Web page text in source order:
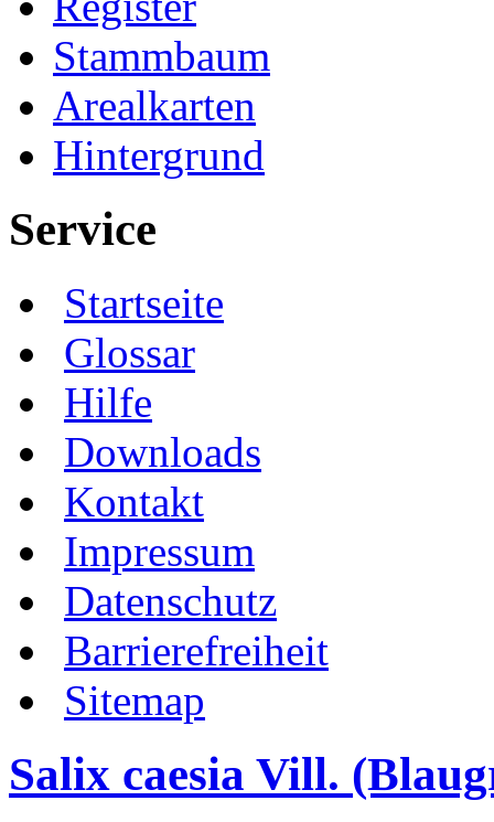
Stammbaum
Arealkarten
Hintergrund
Service
Startseite
Glossar
Hilfe
Downloads
Kontakt
Impressum
Datenschutz
Barrierefreiheit
Sitemap
Salix caesia Vill.